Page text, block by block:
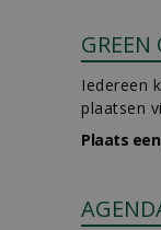
Iedereen
plaatsen
Plaats